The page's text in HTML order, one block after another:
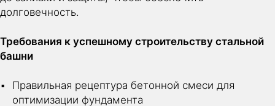
долговечность.
Требования к успешному строительству стальной
башни
Правильная рецептура бетонной смеси для
оптимизации фундамента